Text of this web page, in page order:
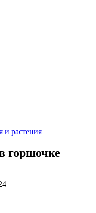
и растения
горшочке